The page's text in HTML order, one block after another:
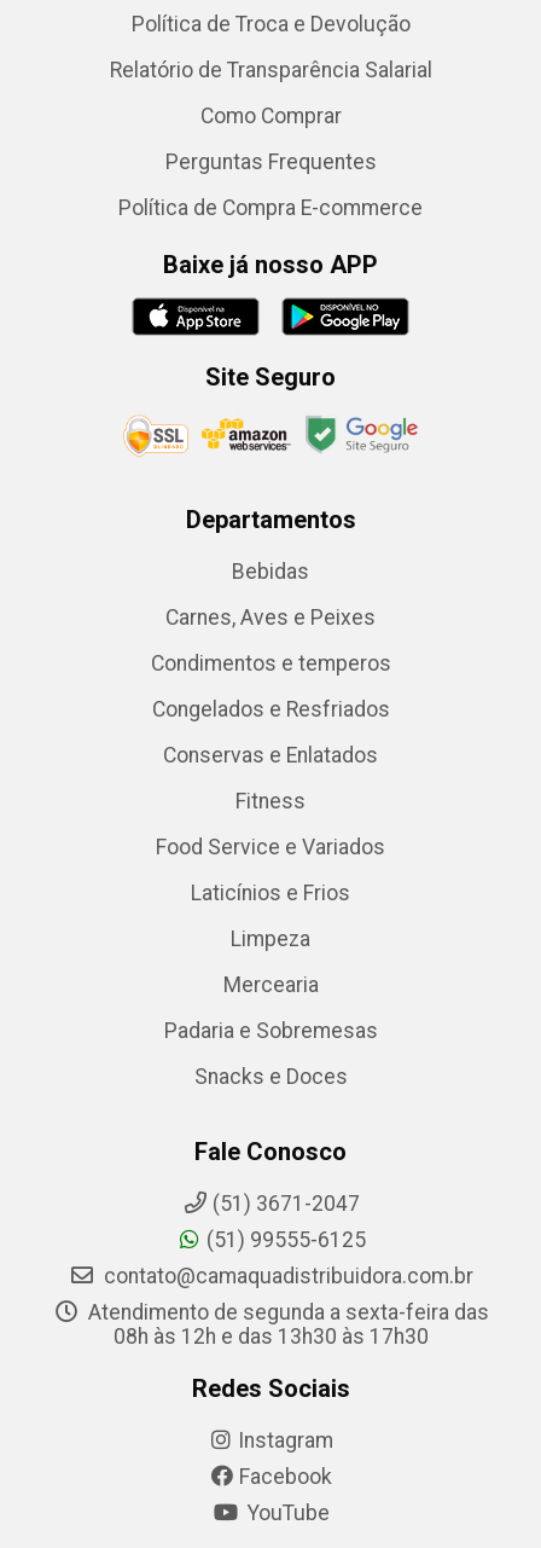
Política de Troca e Devolução
Relatório de Transparência Salarial
Como Comprar
Perguntas Frequentes
Política de Compra E-commerce
Baixe já nosso APP
Site Seguro
Departamentos
Bebidas
Carnes, Aves e Peixes
Condimentos e temperos
Congelados e Resfriados
Conservas e Enlatados
Fitness
Food Service e Variados
Laticínios e Frios
Limpeza
Mercearia
Padaria e Sobremesas
Snacks e Doces
Fale Conosco
(51) 3671-2047
(51) 99555-6125
contato@camaquadistribuidora.com.br
Atendimento de segunda a sexta-feira das
08h às 12h e das 13h30 às 17h30
Redes Sociais
Instagram
Facebook
YouTube